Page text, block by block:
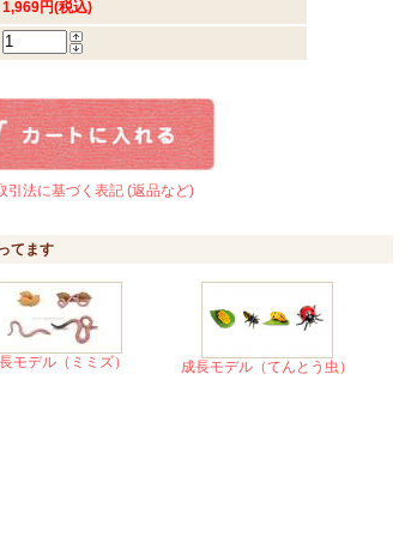
1,969円(税込)
引法に基づく表記 (返品など)
てます
モデル（ミミズ） 成長モデル（てんとう虫）